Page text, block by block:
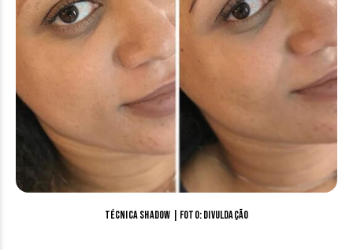
Técnica shadow | Foto: divuldação